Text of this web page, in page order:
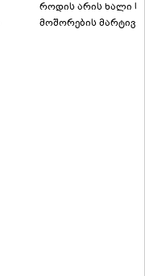
როდის არის ხალი
მოშორების